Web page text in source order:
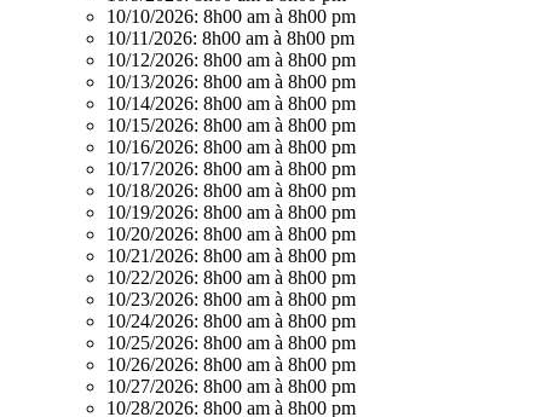
10/10/2026: 8h00 am à 8h00 pm
10/11/2026: 8h00 am à 8h00 pm
10/12/2026: 8h00 am à 8h00 pm
10/13/2026: 8h00 am à 8h00 pm
10/14/2026: 8h00 am à 8h00 pm
10/15/2026: 8h00 am à 8h00 pm
10/16/2026: 8h00 am à 8h00 pm
10/17/2026: 8h00 am à 8h00 pm
10/18/2026: 8h00 am à 8h00 pm
10/19/2026: 8h00 am à 8h00 pm
10/20/2026: 8h00 am à 8h00 pm
10/21/2026: 8h00 am à 8h00 pm
10/22/2026: 8h00 am à 8h00 pm
10/23/2026: 8h00 am à 8h00 pm
10/24/2026: 8h00 am à 8h00 pm
10/25/2026: 8h00 am à 8h00 pm
10/26/2026: 8h00 am à 8h00 pm
10/27/2026: 8h00 am à 8h00 pm
10/28/2026: 8h00 am à 8h00 pm